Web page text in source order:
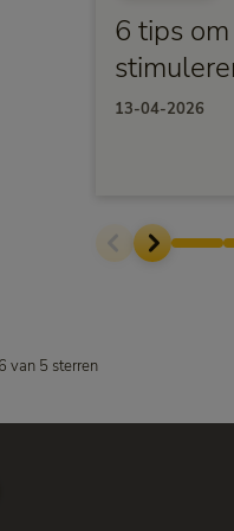
6 tips
13-04-2026
van 5 sterren